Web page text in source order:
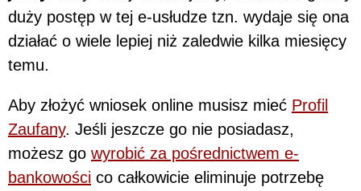
duży postęp w tej e-usłudze tzn. wydaje się ona
działać o wiele lepiej niż zaledwie kilka miesięcy
temu.
Aby złożyć wniosek online musisz mieć Profil
Zaufany. Jeśli jeszcze go nie posiadasz,
możesz go wyrobić za pośrednictwem e-
bankowości co całkowicie eliminuje potrzebę